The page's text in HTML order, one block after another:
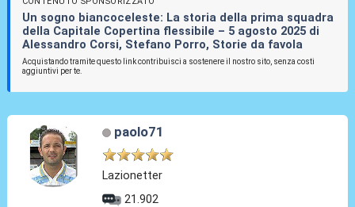
Un sogno biancoceleste: La storia della prima squadra
della Capitale Copertina flessibile – 5 agosto 2025 di
Alessandro Corsi, Stefano Porro, Storie da favola
Acquistando tramite questo link contribuisci a sostenere il nostro sito, senza costi
aggiuntivi per te.
paolo71
Lazionetter
21.902